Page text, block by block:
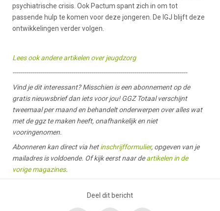
psychiatrische crisis. Ook Pactum spant zich in om tot
passende hulp te komen voor deze jongeren. De IGJ blijft deze
ontwikkelingen verder volgen.
Lees ook andere artikelen over jeugdzorg
-----------------------------------------------------------------------------------------
Vind je dit interessant? Misschien is een abonnement op de
gratis nieuwsbrief dan iets voor jou! GGZ Totaal verschijnt
tweemaal per maand en behandelt onderwerpen over alles wat
met de ggz te maken heeft, onafhankelijk en niet
vooringenomen.
Abonneren kan direct via hetinschrijfformulier, opgeven van je
mailadres is voldoende. Of kijk eerst naar deartikelen in de
vorige magazines.
Deel dit bericht